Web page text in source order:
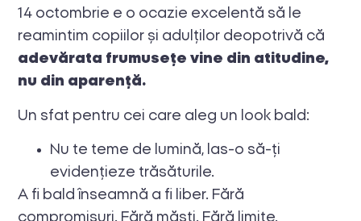
14 octombrie e o ocazie excelentă să le
reamintim copiilor și adulților deopotrivă că
adevărata frumusețe vine din atitudine,
nu din aparență.
Un sfat pentru cei care aleg un look bald:
Nu te teme de lumină, las-o să-ți
evidențieze trăsăturile.
A fi bald înseamnă a fi liber. Fără
compromisuri. Fără măști. Fără limite.